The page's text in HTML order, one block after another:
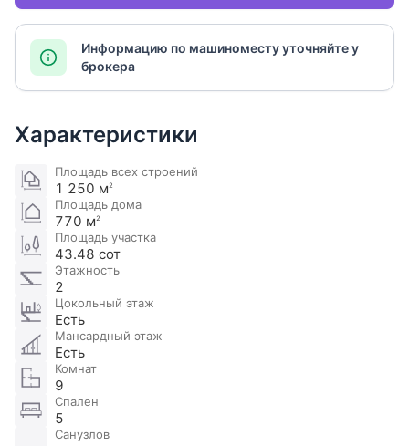
Информацию по машиноместу уточняйте у
брокера
Характеристики
Площадь всех строений
1 250 м2
Площадь дома
770 м2
Площадь участка
43.48 сот
Этажность
2
Цокольный этаж
Есть
Мансардный этаж
Есть
Комнат
9
Спален
5
Санузлов